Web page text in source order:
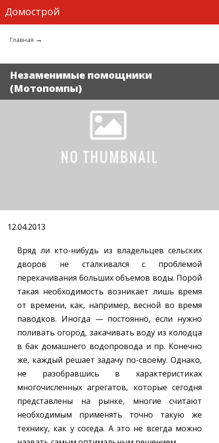
Домострой
Главная →
Незаменимые помощники
(Мотопомпы)
12.04.2013
Вряд ли кто-нибудь из владельцев сельских
дворов не сталкивался с проблемой
перекачивания больших объемов воды. Порой
такая необходимость возникает лишь время
от времени, как, например, весной во время
паводков. Иногда — постоянно, если нужно
поливать огород, закачивать воду из колодца
в бак домашнего водопровода и пр. Конечно
же, каждый решает задачу по-своему. Однако,
не разобравшись в характеристиках
многочисленных агрегатов, которые сегодня
представлены на рынке, многие считают
необходимым применять точно такую же
технику, как у соседа. А это не всегда можно